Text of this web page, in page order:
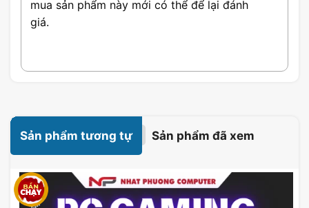
onboard nên sẽ giúp bạn tiết kiệm tối đa chi phí
khi build máy tính.
mua sản phẩm này mới có thể để lại đánh
giá.
Sản phẩm tương tự Sản phẩm đã xem